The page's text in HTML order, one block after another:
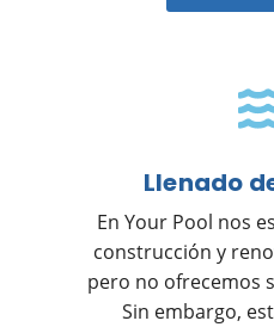
Llenado
En Your Pool nos
construcción y
pero no ofrecemos
Sin embargo,